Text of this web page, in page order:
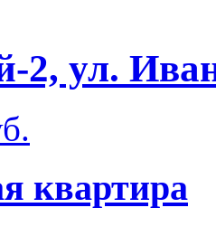
2, ул.
квартира